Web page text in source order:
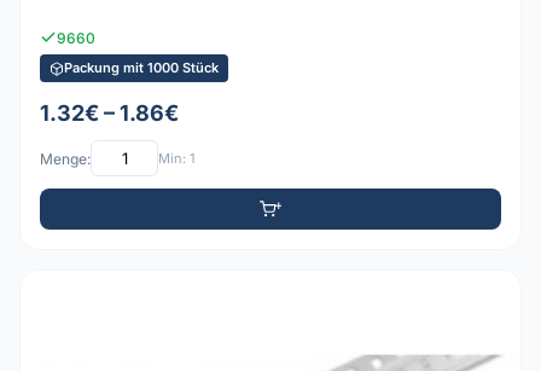
9660
Packung mit 1000 Stück
1.32€ – 1.86€
Menge: Min: 1